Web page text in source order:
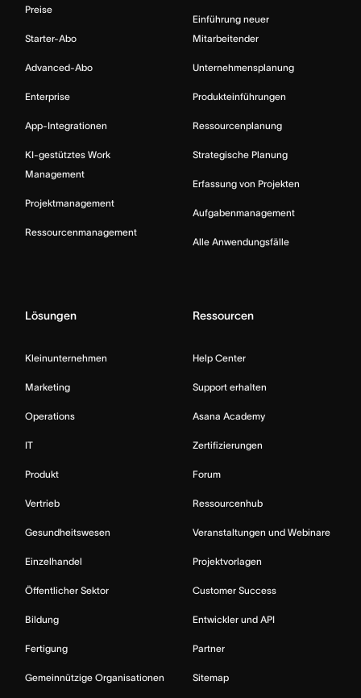
Preise
Starter-Abo
Advanced-Abo
Enterprise
App-Integrationen
KI-gestütztes Work
Management
Projektmanagement
Ressourcenmanagement
Einführung neuer
Mitarbeitender
Unternehmensplanung
Produkteinführungen
Ressourcenplanung
Strategische Planung
Erfassung von Projekten
Aufgabenmanagement
Alle Anwendungsfälle
Lösungen
Kleinunternehmen
Marketing
Operations
IT
Produkt
Vertrieb
Gesundheitswesen
Einzelhandel
Öffentlicher Sektor
Bildung
Fertigung
Gemeinnützige Organisationen
Ressourcen
Help Center
Support erhalten
Asana Academy
Zertifizierungen
Forum
Ressourcenhub
Veranstaltungen und Webinare
Projektvorlagen
Customer Success
Entwickler und API
Partner
Sitemap